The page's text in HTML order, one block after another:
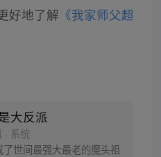
好地了解 《我家师父超
大反派
· 系统
世间最强大最老的魔头祖